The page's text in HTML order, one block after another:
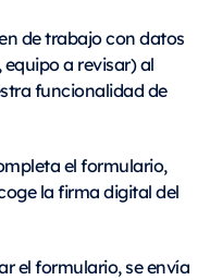
de trabajo con datos
a revisar) al
funcionalidad de
el formulario,
la firma digital del
el formulario, se envía